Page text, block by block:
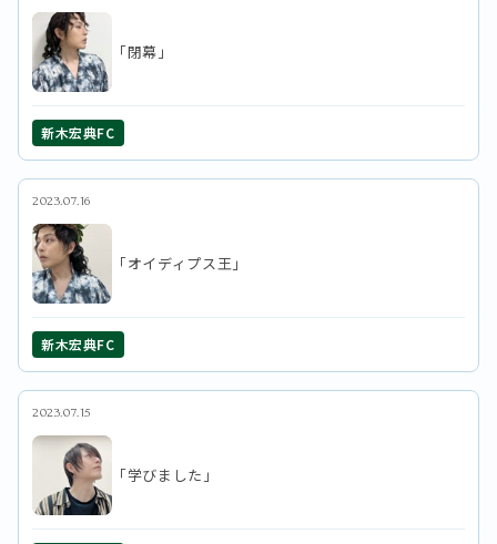
「閉幕」
新木宏典FC
2023.07.16
「オイディプス王」
新木宏典FC
2023.07.15
「学びました」